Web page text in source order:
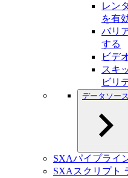
レン
を有
バリ
する
ビデ
スキ
ビリ
データソース
SXAパイプライ
SXAスクリプト